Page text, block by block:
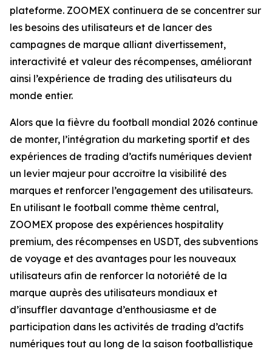
plateforme. ZOOMEX continuera de se concentrer sur
les besoins des utilisateurs et de lancer des
campagnes de marque alliant divertissement,
interactivité et valeur des récompenses, améliorant
ainsi l’expérience de trading des utilisateurs du
monde entier.
Alors que la fièvre du football mondial 2026 continue
de monter, l’intégration du marketing sportif et des
expériences de trading d’actifs numériques devient
un levier majeur pour accroître la visibilité des
marques et renforcer l’engagement des utilisateurs.
En utilisant le football comme thème central,
ZOOMEX propose des expériences hospitality
premium, des récompenses en USDT, des subventions
de voyage et des avantages pour les nouveaux
utilisateurs afin de renforcer la notoriété de la
marque auprès des utilisateurs mondiaux et
d’insuffler davantage d’enthousiasme et de
participation dans les activités de trading d’actifs
numériques tout au long de la saison footballistique